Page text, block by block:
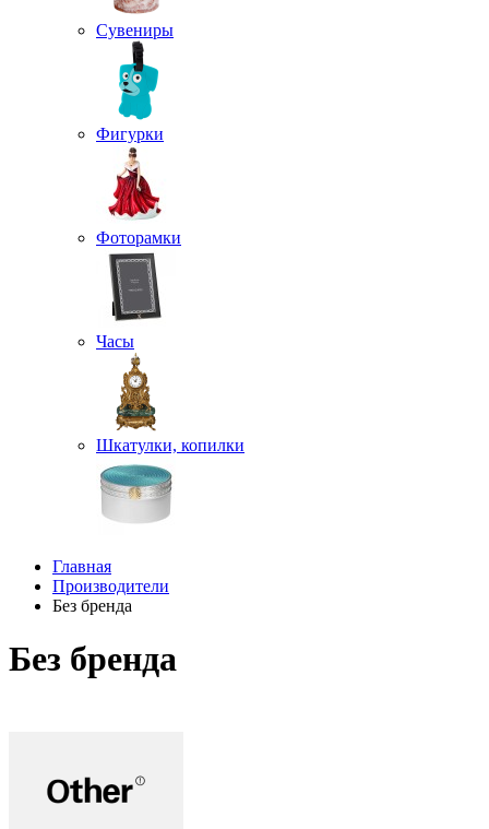
Сувениры
Фигурки
Фоторамки
Часы
Шкатулки, копилки
Главная
Производители
Без бренда
Без бренда